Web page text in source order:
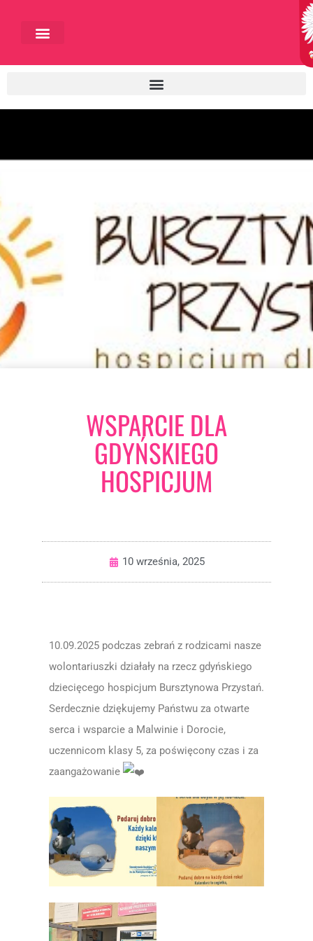
WSPARCIE DLA
GDYŃSKIEGO
HOSPICJUM
10 września, 2025
10.09.2025 podczas zebrań z rodzicami nasze
wolontariuszki działały na rzecz gdyńskiego
dziecięcego hospicjum Bursztynowa Przystań.
Serdecznie dziękujemy Państwu za otwarte
serca i wsparcie a Malwinie i Dorocie,
uczennicom klasy 5, za poświęcony czas i za
zaangażowanie